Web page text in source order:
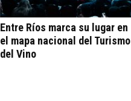
Entre Ríos marca su lugar en
el mapa nacional del Turismo
del Vino